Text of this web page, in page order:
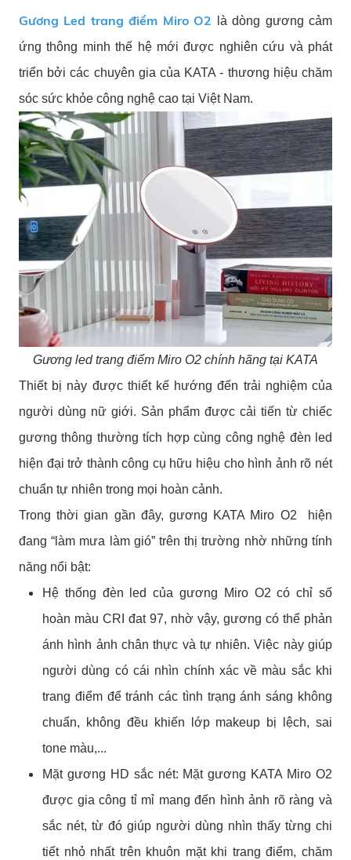
Gương Led trang điểm Miro O2 là dòng gương cảm
ứng thông minh thế hệ mới được nghiên cứu và phát
triển bởi các chuyên gia của KATA - thương hiệu chăm
sóc sức khỏe công nghệ cao tại Việt Nam.
Gương led trang điểm Miro O2 chính hãng tại KATA
Thiết bị này được thiết kế hướng đến trải nghiệm của
người dùng nữ giới. Sản phẩm được cải tiến từ chiếc
gương thông thường tích hợp cùng công nghệ đèn led
hiện đại trở thành công cụ hữu hiệu cho hình ảnh rõ nét
chuẩn tự nhiên trong mọi hoàn cảnh.
Trong thời gian gần đây, gương KATA Miro O2 hiện
đang “làm mưa làm gió” trên thị trường nhờ những tính
năng nổi bật:
Hệ thống đèn led của gương Miro O2 có chỉ số
hoàn màu CRI đat 97, nhờ vậy, gương có thể phản
ánh hình ảnh chân thực và tự nhiên. Việc này giúp
người dùng có cái nhìn chính xác về màu sắc khi
trang điểm để tránh các tình trạng ánh sáng không
chuẩn, không đều khiến lớp makeup bị lệch, sai
tone màu,...
Mặt gương HD sắc nét: Mặt gương KATA Miro O2
được gia công tỉ mỉ mang đến hình ảnh rõ ràng và
sắc nét, từ đó giúp người dùng nhìn thấy từng chi
tiết nhỏ nhất trên khuôn mặt khi trang điểm, chăm